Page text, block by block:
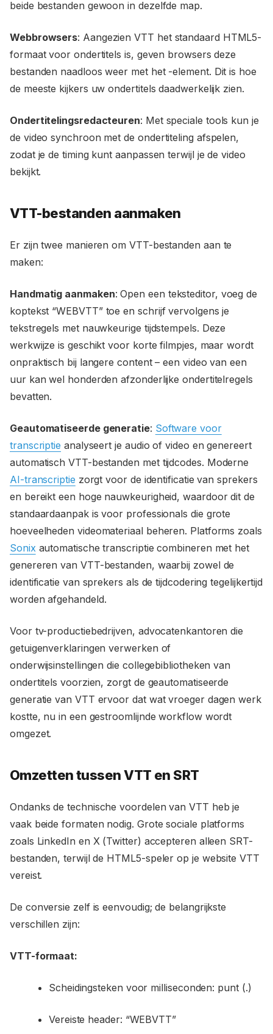
beide bestanden gewoon in dezelfde map.
Webbrowsers: Aangezien VTT het standaard HTML5-
formaat voor ondertitels is, geven browsers deze
bestanden naadloos weer met het -element. Dit is hoe
de meeste kijkers uw ondertitels daadwerkelijk zien.
Ondertitelingsredacteuren: Met speciale tools kun je
de video synchroon met de ondertiteling afspelen,
zodat je de timing kunt aanpassen terwijl je de video
bekijkt.
VTT-bestanden aanmaken
Er zijn twee manieren om VTT-bestanden aan te
maken:
Handmatig aanmaken: Open een teksteditor, voeg de
koptekst “WEBVTT” toe en schrijf vervolgens je
tekstregels met nauwkeurige tijdstempels. Deze
werkwijze is geschikt voor korte filmpjes, maar wordt
onpraktisch bij langere content – een video van een
uur kan wel honderden afzonderlijke ondertitelregels
bevatten.
Geautomatiseerde generatie: Software voor
transcriptie analyseert je audio of video en genereert
automatisch VTT-bestanden met tijdcodes. Moderne
AI-transcriptie zorgt voor de identificatie van sprekers
en bereikt een hoge nauwkeurigheid, waardoor dit de
standaardaanpak is voor professionals die grote
hoeveelheden videomateriaal beheren. Platforms zoals
Sonixautomatische transcriptie combineren met het
genereren van VTT-bestanden, waarbij zowel de
identificatie van sprekers als de tijdcodering tegelijkertijd
worden afgehandeld.
Voor tv-productiebedrijven, advocatenkantoren die
getuigenverklaringen verwerken of
onderwijsinstellingen die collegebibliotheken van
ondertitels voorzien, zorgt de geautomatiseerde
generatie van VTT ervoor dat wat vroeger dagen werk
kostte, nu in een gestroomlijnde workflow wordt
omgezet.
Omzetten tussen VTT en SRT
Ondanks de technische voordelen van VTT heb je
vaak beide formaten nodig. Grote sociale platforms
zoals LinkedIn en X (Twitter) accepteren alleen SRT-
bestanden, terwijl de HTML5-speler op je website VTT
vereist.
De conversie zelf is eenvoudig; de belangrijkste
verschillen zijn:
VTT-formaat:
Scheidingsteken voor milliseconden: punt (.)
Vereiste header: “WEBVTT”